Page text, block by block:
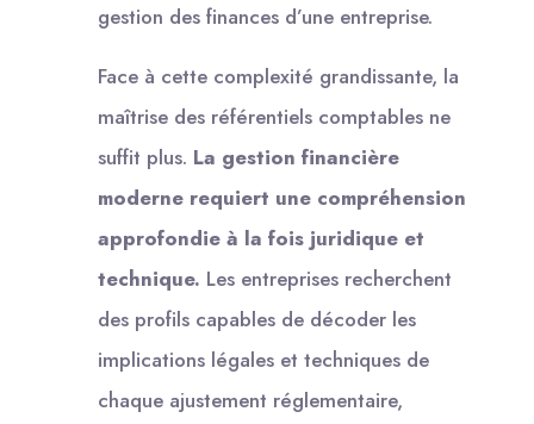
gestion des finances d’une entreprise.
Face à cette complexité grandissante, la
maîtrise des référentiels comptables ne
suffit plus. La gestion financière
moderne requiert une compréhension
approfondie à la fois juridique et
technique. Les entreprises recherchent
des profils capables de décoder les
implications légales et techniques de
chaque ajustement réglementaire,